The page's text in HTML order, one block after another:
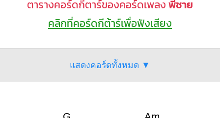
ตารางคอร์ดกีตาร์ของคอร์ดเพลงพี่ชาย
คลิกที่คอร์ดกีต้าร์เพื่อฟังเสียง
แสดงคอร์ดทั้งหมด ▼